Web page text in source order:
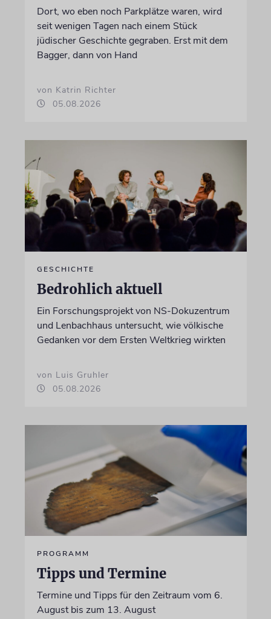
Dort, wo eben noch Parkplätze waren, wird
seit wenigen Tagen nach einem Stück
jüdischer Geschichte gegraben. Erst mit dem
Bagger, dann von Hand
von Katrin Richter
05.08.2026
GESCHICHTE
Bedrohlich aktuell
Ein Forschungsprojekt von NS-Dokuzentrum
und Lenbachhaus untersucht, wie völkische
Gedanken vor dem Ersten Weltkrieg wirkten
von Luis Gruhler
05.08.2026
PROGRAMM
Tipps und Termine
Termine und Tipps für den Zeitraum vom 6.
August bis zum 13. August